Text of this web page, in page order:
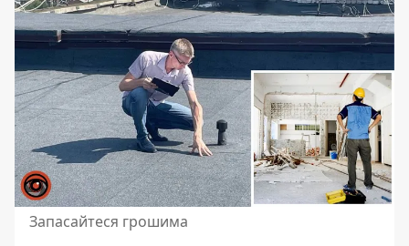
Запасайтеся грошима